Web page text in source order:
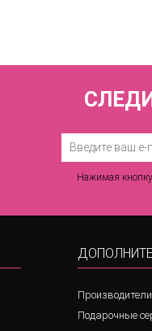
Нажимая
Производители
Подарочные